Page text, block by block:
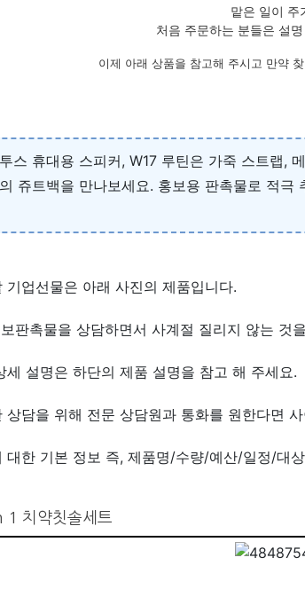
맡은 일이 주
처음 주문하는 분들은 설
이제 아래 상품을 참고해 주시고 만약
스 휴대용 스피커, W17 루틴은 가죽 스트랩,
쥬트백을 만나보세요. 홍보용 판촉물로 적극
기업선물은 아래 사진의 제품입니다.
판촉물을 상담하면서 사계절 질리지 않는 것
세 설명은 하단의 제품 설명을 참고 해 주세요.
상담을 위해 전문 상담원과 통화를 원한다면
대한 기본 정보 즉, 제품명/수량/예산/일정/대
1 치약칫솔세트